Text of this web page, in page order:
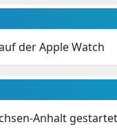
der Apple Watch
Anhalt gestartet